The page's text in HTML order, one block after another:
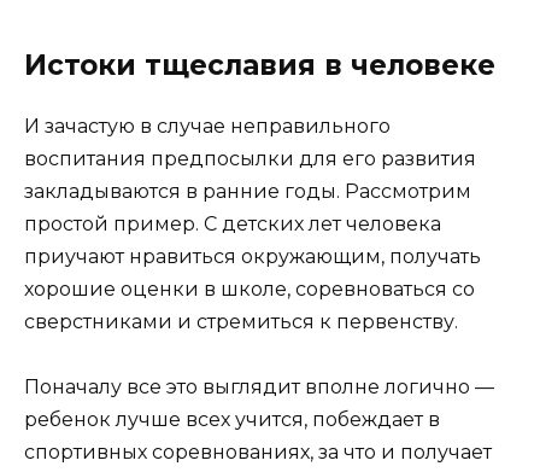
Истоки тщеславия в человеке
И зачастую в случае неправильного
воспитания предпосылки для его развития
закладываются в ранние годы. Рассмотрим
простой пример. С детских лет человека
приучают нравиться окружающим, получать
хорошие оценки в школе, соревноваться со
сверстниками и стремиться к первенству.
Поначалу все это выглядит вполне логично —
ребенок лучше всех учится, побеждает в
спортивных соревнованиях, за что и получает